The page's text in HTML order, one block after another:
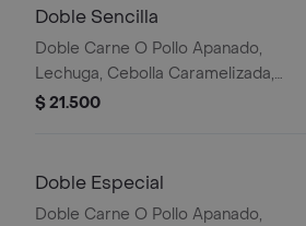
Doble Sencilla
Doble Carne O Pollo Apanado,
Lechuga, Cebolla Caramelizada,
Queso Y Salsas
$ 21.500
Doble Especial
Doble Carne O Pollo Apanado,